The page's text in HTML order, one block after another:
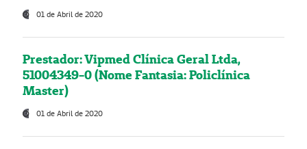
01 de Abril de 2020
Prestador: Vipmed Clínica Geral Ltda,
51004349-0 (Nome Fantasia: Policlínica
Master)
01 de Abril de 2020